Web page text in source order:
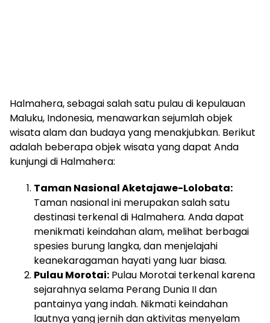
Halmahera, sebagai salah satu pulau di kepulauan
Maluku, Indonesia, menawarkan sejumlah objek
wisata alam dan budaya yang menakjubkan. Berikut
adalah beberapa objek wisata yang dapat Anda
kunjungi di Halmahera:
Taman Nasional Aketajawe-Lolobata:
Taman nasional ini merupakan salah satu
destinasi terkenal di Halmahera. Anda dapat
menikmati keindahan alam, melihat berbagai
spesies burung langka, dan menjelajahi
keanekaragaman hayati yang luar biasa.
Pulau Morotai: Pulau Morotai terkenal karena
sejarahnya selama Perang Dunia II dan
pantainya yang indah. Nikmati keindahan
lautnya yang jernih dan aktivitas menyelam